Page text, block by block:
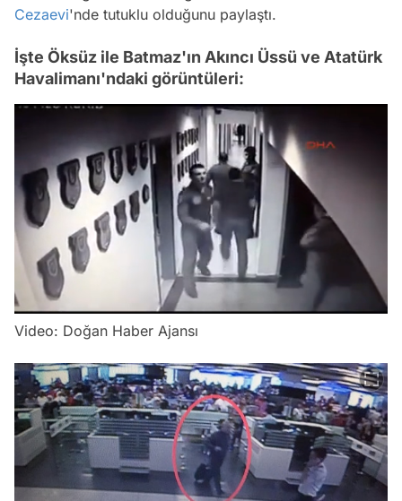
Cezaevi'nde tutuklu olduğunu paylaştı.
İşte Öksüz ile Batmaz'ın Akıncı Üssü ve Atatürk
Havalimanı'ndaki görüntüleri:
Video: Doğan Haber Ajansı